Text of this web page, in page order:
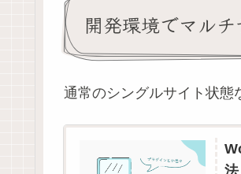
開発環境でマル
通常のシングルサイト状態
法